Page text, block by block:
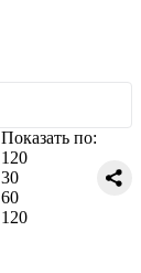
Показать по:
120
30
60
120